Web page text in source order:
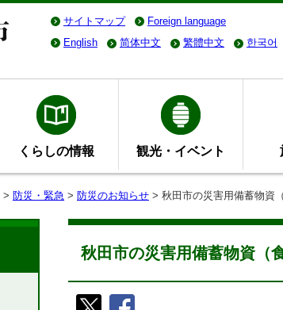
サイトマップ Foreign language
English
简体中文 繁體中文 한국어
くらしの情報 観光・イベント
> 防災・緊急 > 防災のお知らせ > 秋田市の災害用備蓄物資
秋田市の災害用備蓄物資（